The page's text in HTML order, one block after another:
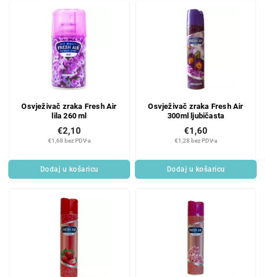
Osvježivač zraka Fresh Air
lila 260 ml
€1,68 bez PDV-a
€2,10
Dodaj u košaricu
Osvježivač zraka Fresh Air
300ml ljubičasta
€1,28 bez PDV-a
€1,60
Dodaj u košaricu